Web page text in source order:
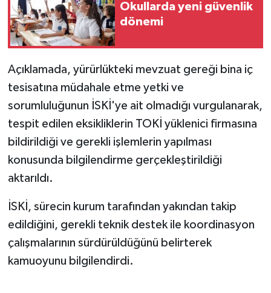
Okullarda yeni güvenlik
dönemi
Açıklamada, yürürlükteki mevzuat gereği bina iç
tesisatına müdahale etme yetki ve
sorumluluğunun İSKİ'ye ait olmadığı vurgulanarak,
tespit edilen eksikliklerin TOKİ yüklenici firmasına
bildirildiği ve gerekli işlemlerin yapılması
konusunda bilgilendirme gerçekleştirildiği
aktarıldı.
İSKİ, sürecin kurum tarafından yakından takip
edildiğini, gerekli teknik destek ile koordinasyon
çalışmalarının sürdürüldüğünü belirterek
kamuoyunu bilgilendirdi.